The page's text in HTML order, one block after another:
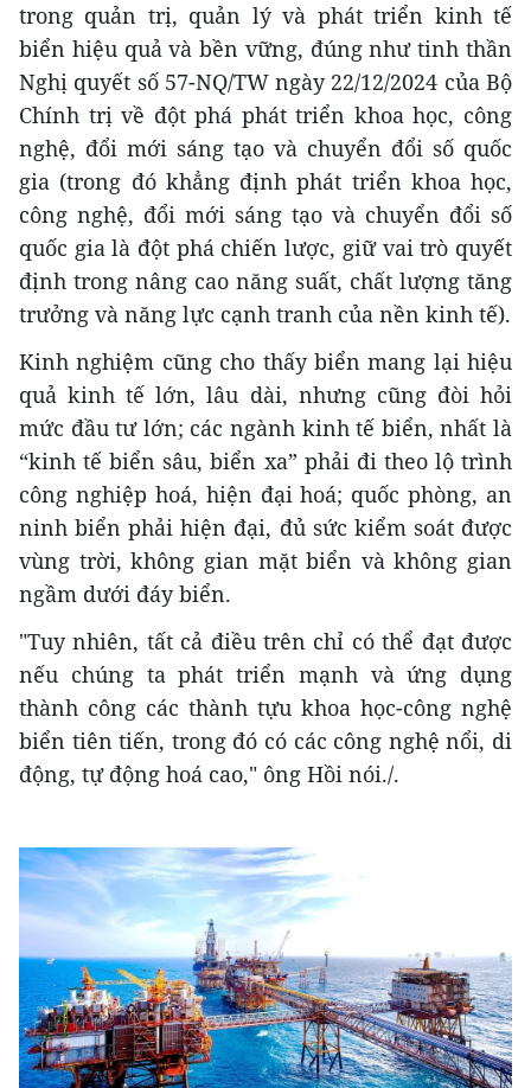
trong quản trị, quản lý và phát triển kinh tế
biển hiệu quả và bền vững, đúng như tinh thần
Nghị quyết số 57-NQ/TW ngày 22/12/2024 của Bộ
Chính trị về đột phá phát triển khoa học, công
nghệ, đổi mới sáng tạo và chuyển đổi số quốc
gia (trong đó khẳng định phát triển khoa học,
công nghệ, đổi mới sáng tạo và chuyển đổi số
quốc gia là đột phá chiến lược, giữ vai trò quyết
định trong nâng cao năng suất, chất lượng tăng
trưởng và năng lực cạnh tranh của nền kinh tế).
Kinh nghiệm cũng cho thấy biển mang lại hiệu
quả kinh tế lớn, lâu dài, nhưng cũng đòi hỏi
mức đầu tư lớn; các ngành kinh tế biển, nhất là
“kinh tế biển sâu, biển xa” phải đi theo lộ trình
công nghiệp hoá, hiện đại hoá; quốc phòng, an
ninh biển phải hiện đại, đủ sức kiểm soát được
vùng trời, không gian mặt biển và không gian
ngầm dưới đáy biển.
"Tuy nhiên, tất cả điều trên chỉ có thể đạt được
nếu chúng ta phát triển mạnh và ứng dụng
thành công các thành tựu khoa học-công nghệ
biển tiên tiến, trong đó có các công nghệ nổi, di
động, tự động hoá cao," ông Hồi nói./.